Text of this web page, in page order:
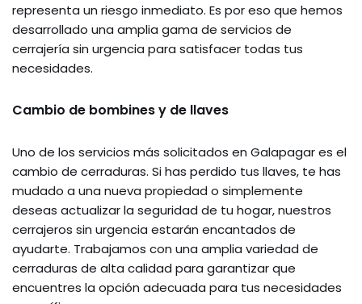
representa un riesgo inmediato. Es por eso que hemos
desarrollado una amplia gama de servicios de
cerrajería sin urgencia para satisfacer todas tus
necesidades.
Cambio de bombines y de llaves
Uno de los servicios más solicitados en Galapagar es el
cambio de cerraduras. Si has perdido tus llaves, te has
mudado a una nueva propiedad o simplemente
deseas actualizar la seguridad de tu hogar, nuestros
cerrajeros sin urgencia estarán encantados de
ayudarte. Trabajamos con una amplia variedad de
cerraduras de alta calidad para garantizar que
encuentres la opción adecuada para tus necesidades